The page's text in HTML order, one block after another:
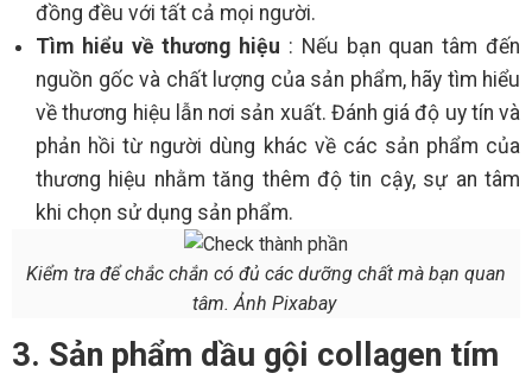
đồng đều với tất cả mọi người.
Tìm hiểu về thương hiệu : Nếu bạn quan tâm đến
nguồn gốc và chất lượng của sản phẩm, hãy tìm hiểu
về thương hiệu lẫn nơi sản xuất. Đánh giá độ uy tín và
phản hồi từ người dùng khác về các sản phẩm của
thương hiệu nhằm tăng thêm độ tin cậy, sự an tâm
khi chọn sử dụng sản phẩm.
Kiểm tra để chắc chắn có đủ các dưỡng chất mà bạn quan
tâm. Ảnh Pixabay
3. Sản phẩm dầu gội collagen tím